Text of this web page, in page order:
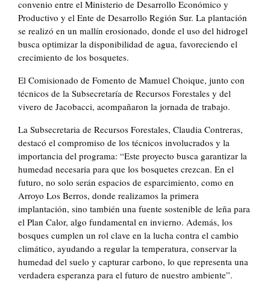
convenio entre el Ministerio de Desarrollo Económico y
Productivo y el Ente de Desarrollo Región Sur. La plantación
se realizó en un mallín erosionado, donde el uso del hidrogel
busca optimizar la disponibilidad de agua, favoreciendo el
crecimiento de los bosquetes.
El Comisionado de Fomento de Mamuel Choique, junto con
técnicos de la Subsecretaría de Recursos Forestales y del
vivero de Jacobacci, acompañaron la jornada de trabajo.
La Subsecretaria de Recursos Forestales, Claudia Contreras,
destacó el compromiso de los técnicos involucrados y la
importancia del programa: “Este proyecto busca garantizar la
humedad necesaria para que los bosquetes crezcan. En el
futuro, no solo serán espacios de esparcimiento, como en
Arroyo Los Berros, donde realizamos la primera
implantación, sino también una fuente sostenible de leña para
el Plan Calor, algo fundamental en invierno. Además, los
bosques cumplen un rol clave en la lucha contra el cambio
climático, ayudando a regular la temperatura, conservar la
humedad del suelo y capturar carbono, lo que representa una
verdadera esperanza para el futuro de nuestro ambiente”.